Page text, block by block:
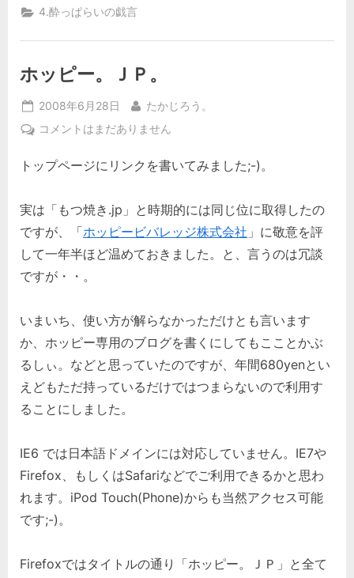
4.酔っぱらいの戯言
ホッピー。ＪＰ。
Posted
on
2008年6月28日 By
たかじろう。
ホ
ピ
Ｐ。
へ
の
コメントはまだありません
トップページにリンクを書いてみました;-)。
実は「もつ焼き.jp」と時期的には同じ位に取得したの
ですが、「ホッピービバレッジ株式会社 」に敬意を評
して一年半ほど温めておきました。と、言うのは冗談
ですが・・。
いまいち、使い方が解らなかっただけとも言います
か、ホッピー専用のブログを書くにしてもこことかぶ
るしぃ。などと思っていたのですが、年間680yenとい
えどもただ持っているだけではつまらないので利用す
ることにしました。
IE6 では日本語ドメインには対応していません。IE7や
Firefox、もしくはSafariなどでご利用できるかと思わ
れます。iPod Touch(Phone)からも当然アクセス可能
です;-)。
Firefoxではタイトルの通り「ホッピー。ＪＰ」と全て